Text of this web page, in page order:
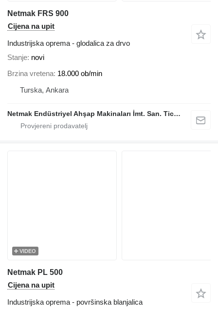
Netmak FRS 900
Cijena na upit
Industrijska oprema - glodalica za drvo
Stanje novi
Brzina vretena 18.000 ob/min
Turska, Ankara
Netmak Endüstriyel Ahşap Makinaları İmt. San. Tic. A.Ş.
VIDEO
Netmak PL 500
Cijena na upit
Industrijska oprema - površinska blanjalica